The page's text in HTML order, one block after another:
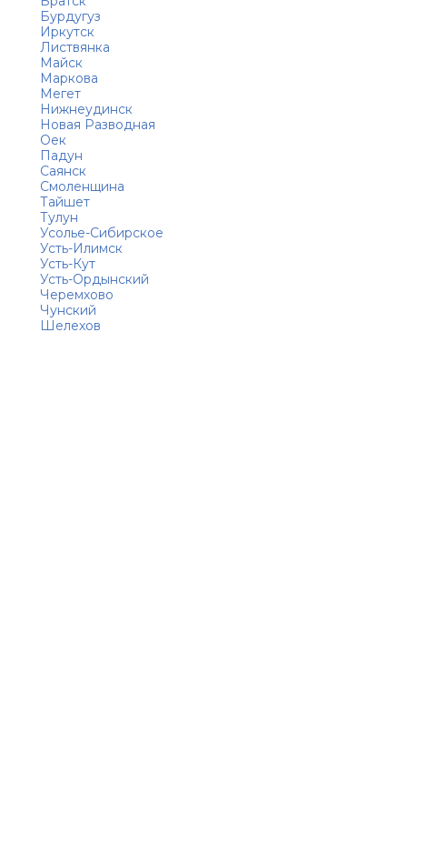
Бурдугуз
Иркутск
Листвянка
Майск
Маркова
Мегет
Нижнеудинск
Новая Разводная
Оек
Падун
Саянск
Смоленщина
Тайшет
Тулун
Усолье-Сибирское
Усть-Илимск
Усть-Кут
Усть-Ордынский
Черемхово
Чунский
Шелехов